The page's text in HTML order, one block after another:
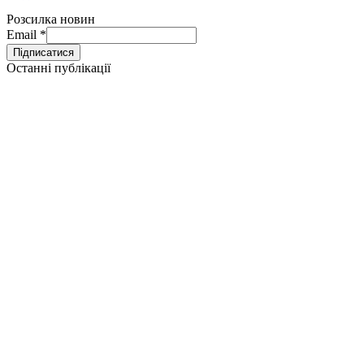
Розсилка новин
Email *
Останні публікації